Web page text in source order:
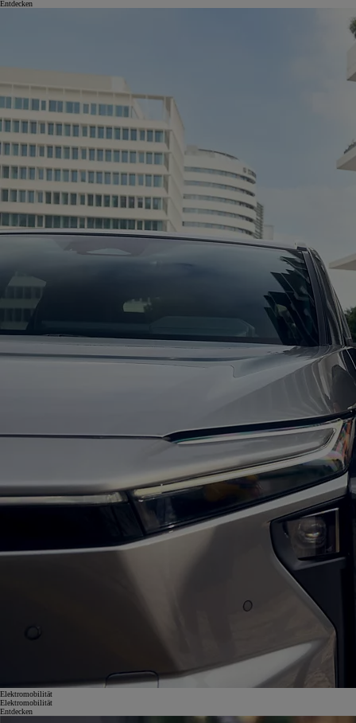
Entdecken
Elektromobilität
Elektromobilität
Entdecken